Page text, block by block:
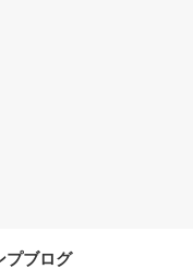
プブログ